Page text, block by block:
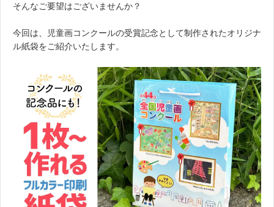
そんなご要望はございませんか？
今回は、児童画コンクールの受賞記念として制作されたオリジナ
ル紙袋をご紹介いたします。